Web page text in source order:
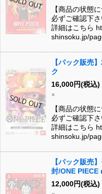
【商品の状態
必ずご確認下
詳細はこちら
shinsoku.jp/
【パック販売
ク
16,000円(税込)
×
【商品の状態
必ずご確認下
詳細はこちら
shinsoku.jp/
【パック販売
封/ONE PIECE
12,000円(税込)